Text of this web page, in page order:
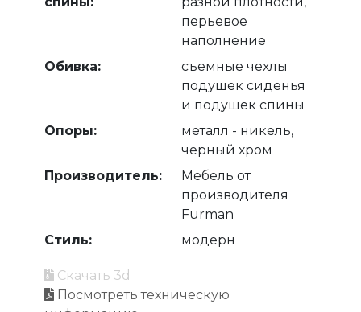
перьевое
наполнение
Обивка:
съемные чехлы
подушек сиденья
и подушек спины
Опоры:
металл - никель,
черный хром
Производитель:
Мебель от
производителя
Furman
Стиль:
модерн
Скачать 3d
Посмотреть техническую